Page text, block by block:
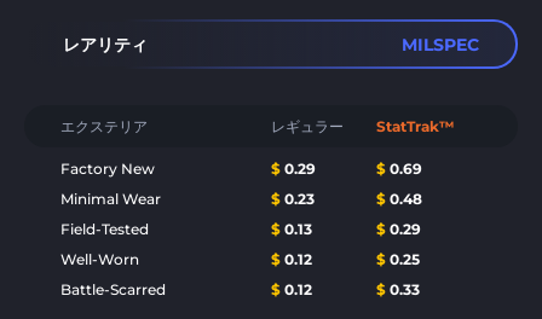
レアリティ MILSPEC
エクステリア レギュラー StatTrak™
Factory New $ 0.29 $ 0.69
Minimal Wear
$ 0.23 $ 0.48
Field-Tested
$ 0.13 $ 0.29
Well-Worn
$ 0.12 $ 0.25
Battle-Scarred
$ 0.12 $ 0.33